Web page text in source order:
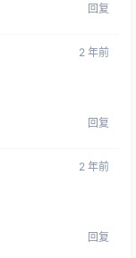
回复
2 年前
回复
2 年前
回复